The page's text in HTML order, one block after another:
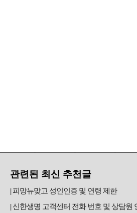
관련된 최신 추천글
피망뉴맞고 성인인증 및 연령 제한
신한생명 고객센터 전화 번호 및 상담원